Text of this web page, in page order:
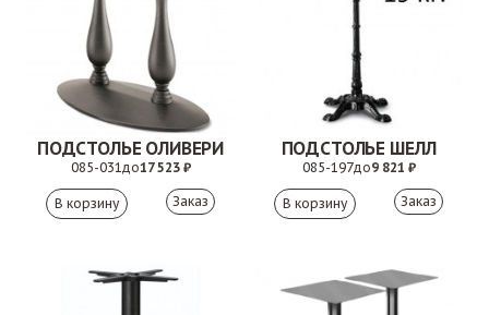
ПОДСТОЛЬЕ ОЛИВЕРИ
085-031до17 523 ₽
Заказ
ПОДСТОЛЬЕ ШЕЛЛ
085-197до9 821 ₽
Заказ